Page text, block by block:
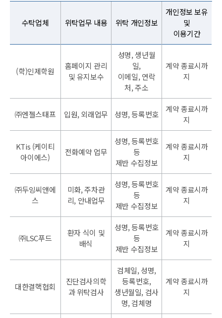
수탁업체 위탁업무 내용 위탁 개인정보
개인정보 보유
및
이용기간
(학)인제학원
홈페이지 관리
및 유지보수
성명, 생년월
일,
이메일, 연락
처, 주소
계약 종료시까
지
㈜엔젤스태프 입원, 외래업무 성명, 등록번호
계약 종료시까
지
KTis (케이티
아이에스)
전화예약 업무
성명, 등록번호
등
제반 수집정보
계약 종료시까
지
㈜두잉씨앤에
스
미화, 주차관
리, 안내업무
성명, 등록번호
등
제반 수집정보
계약 종료시까
지
㈜LSC푸드
환자 식이 및
배식
성명, 등록번호
등
제반 수집정보
계약 종료시까
지
대한결핵협회
진단검사의학
과 위탁검사
검체일, 성명,
등록번호,
생년월일, 검사
명, 검체명
계약 종료시까
지